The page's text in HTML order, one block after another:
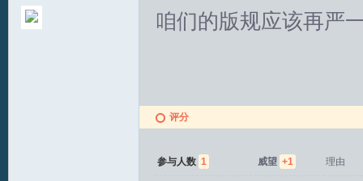
咱们的版规应该再严
评分
参与人数 1 威望 +1 理由